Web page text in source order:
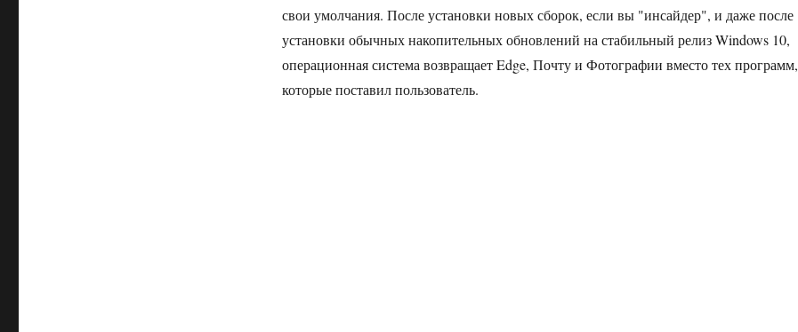
свои умолчания. После установки новых сборок, если вы "инсайдер", и даже после
установки обычных накопительных обновлений на стабильный релиз Windows 10,
операционная система возвращает Edge, Почту и Фотографии вместо тех программ,
которые поставил пользователь.